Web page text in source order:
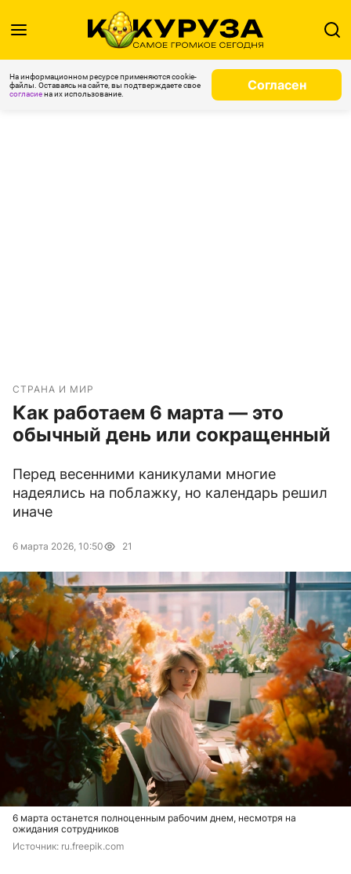
На информационном ресурсе применяются cookie-
файлы. Оставаясь на сайте, вы подтверждаете свое
согласиена их использование.
Согласен
СТРАНА И МИР
Как работаем 6 марта — это
обычный день или сокращенный
Перед весенними каникулами многие
надеялись на поблажку, но календарь решил
иначе
6 марта 2026, 10:50 21
6 марта останется полноценным рабочим днем, несмотря на
ожидания сотрудников
Источник: ru.freepik.com